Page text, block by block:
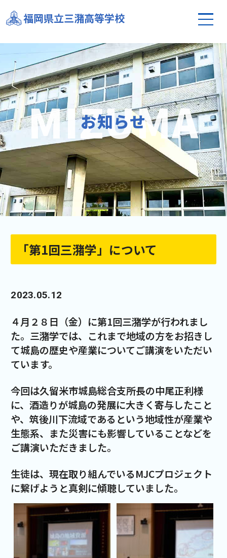
福岡県立三潴高等学校
「第1回三潴学」について
お知らせ
「第1回三潴学」について
2023.05.12
４月２８日（金）に第1回三潴学が行われまし
た。三潴学では、これまで地域の方をお招きし
て城島の歴史や産業についてご講演をいただい
ています。
今回は久留米市城島総合支所長の中尾正利様
に、酒造りが城島の発展に大きく寄与したこと
や、筑後川下流域であるという地域性が産業や
生態系、また災害にも影響していることなどを
ご講演いただきました。
生徒は、現在取り組んでいるMJCプロジェクト
に繋げようと真剣に傾聴していました。